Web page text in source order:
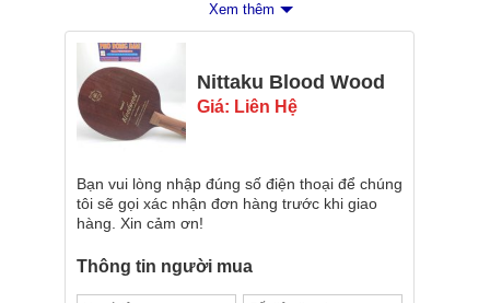
Xem thêm
Nittaku Blood Wood
Giá: Liên Hệ
Bạn vui lòng nhập đúng số điện thoại để chúng
tôi sẽ gọi xác nhận đơn hàng trước khi giao
hàng. Xin cảm ơn!
Thông tin người mua